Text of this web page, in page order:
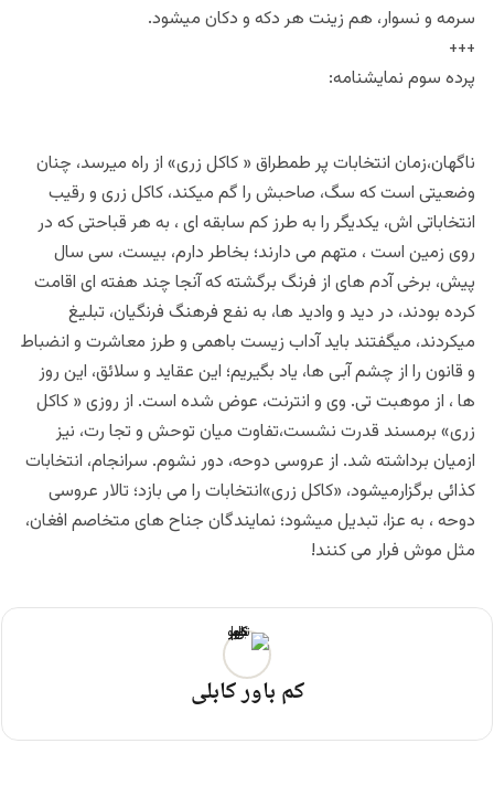
سرمه و نسوار، هم زینت هر دکه و دکان میشود.
+++
پرده سوم نمایشنامه:
ناگهان،زمان انتخابات پر طمطراق « کاکل زری» از راه میرسد، چنان
وضعیتی است که سگ، صاحبش را گم میکند، کاکل زری و رقیب
انتخاباتی اش، یکدیگر را به طرز کم سابقه ای ، به هر قباحتی که در
روی زمین است ، متهم می دارند؛ بخاطر دارم، بیست، سی سال
پیش، برخی آدم های از فرنگ برگشته که آنجا چند هفته ای اقامت
کرده بودند، در دید و وادید ها، به نفع فرهنگ فرنگیان، تبلیغ
میکردند، میگفتند باید آداب زیست باهمی و طرز معاشرت و انضباط
و قانون را از چشم آبی ها، یاد بگیریم؛ این عقاید و سلائق، این روز
ها ، از موهبت تی. وی و انترنت، عوض شده است. از روزی « کاکل
زری» برمسند قدرت نشست،تفاوت میان توحش و تجا رت، نیز
ازمیان برداشته شد. از عروسی دوحه، دور نشوم. سرانجام، انتخابات
کذائی برگزارمیشود، «کاکل زری»انتخابات را می بازد؛ تالار عروسی
دوحه ، به عزا، تبدیل میشود؛ نمایندگان جناح های متخاصم افغان،
مثل موش فرار می کنند!
کم باور کابلی